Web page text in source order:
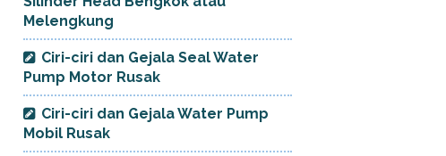
Melengkung
Ciri-ciri dan Gejala Seal Water
Pump Motor Rusak
Ciri-ciri dan Gejala Water Pump
Mobil Rusak